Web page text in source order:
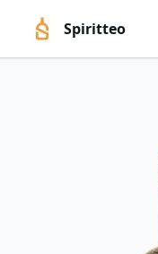
Spiritteo